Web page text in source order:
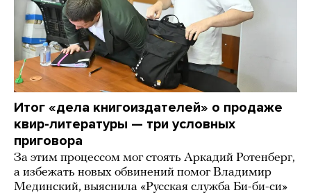
Итог «дела книгоиздателей» о продаже
квир-литературы — три условных
приговора
За этим процессом мог стоять Аркадий Ротенберг,
а избежать новых обвинений помог Владимир
Мединский, выяснила «Русская служба Би-би-си»